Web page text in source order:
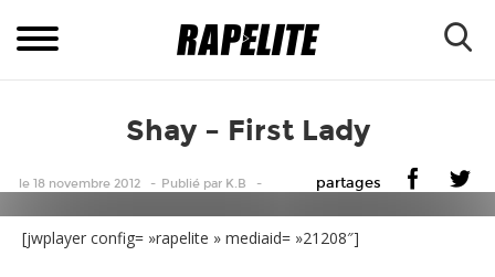
Shay – First Lady
le 18 novembre 2012 Publié par K.B partages
[jwplayer config= »rapelite » mediaid= »21208″]